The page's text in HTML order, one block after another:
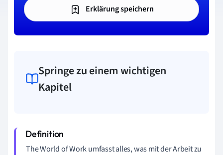
Erklärung speichern
Springe zu einem wichtigen
Kapitel
The World of Work umfasst alles, was mit der Arbeit zu